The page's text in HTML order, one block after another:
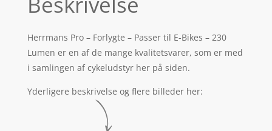
Herrmans Pro – Forlygte – Passer til E-Bikes – 230
Lumen er en af de mange kvalitetsvarer, som er med
i samlingen af cykeludstyr her på siden.
Yderligere beskrivelse og flere billeder her: